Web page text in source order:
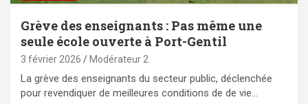
Grève des enseignants : Pas même une
seule école ouverte à Port-Gentil
3 février 2026 Modérateur 2
La grève des enseignants du secteur public, déclenchée
pour revendiquer de meilleures conditions de de vie…